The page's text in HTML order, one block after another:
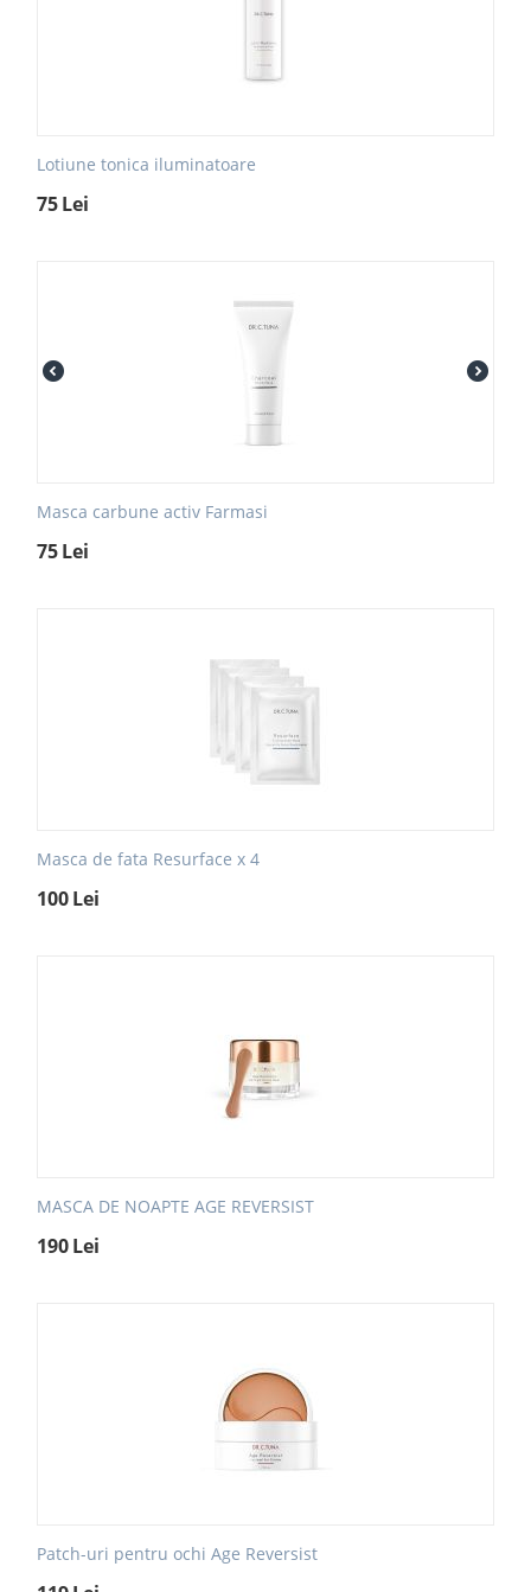
Lotiune tonica iluminatoare
75Lei
Masca carbune activ Farmasi
75Lei
Masca de fata Resurface x 4
100Lei
MASCA DE NOAPTE AGE REVERSIST
190Lei
Patch-uri pentru ochi Age Reversist